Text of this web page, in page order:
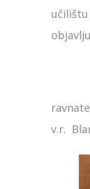
učilištu
v.r.